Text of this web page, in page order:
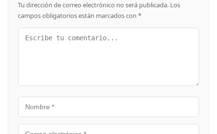
Tu dirección de correo electrónico no será publicada. Los
campos obligatorios están marcados con *